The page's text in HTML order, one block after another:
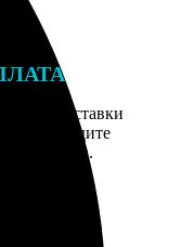
доставки
введите
промокода.